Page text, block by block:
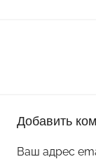
Добавить
Ваш адрес